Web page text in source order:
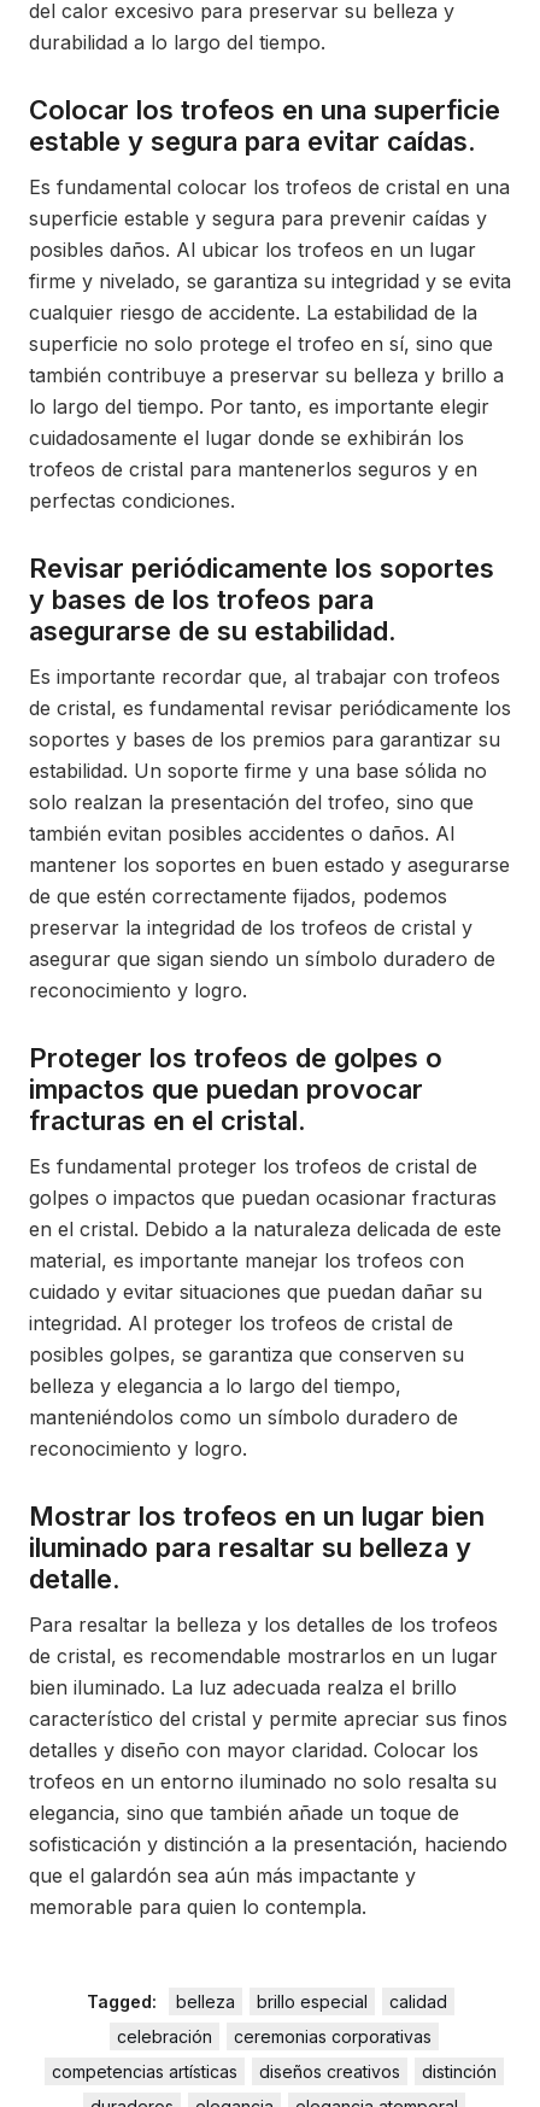
del calor excesivo para preservar su belleza y
durabilidad a lo largo del tiempo.
Colocar los trofeos en una superficie
estable y segura para evitar caídas.
Es fundamental colocar los trofeos de cristal en una
superficie estable y segura para prevenir caídas y
posibles daños. Al ubicar los trofeos en un lugar
firme y nivelado, se garantiza su integridad y se evita
cualquier riesgo de accidente. La estabilidad de la
superficie no solo protege el trofeo en sí, sino que
también contribuye a preservar su belleza y brillo a
lo largo del tiempo. Por tanto, es importante elegir
cuidadosamente el lugar donde se exhibirán los
trofeos de cristal para mantenerlos seguros y en
perfectas condiciones.
Revisar periódicamente los soportes
y bases de los trofeos para
asegurarse de su estabilidad.
Es importante recordar que, al trabajar con trofeos
de cristal, es fundamental revisar periódicamente los
soportes y bases de los premios para garantizar su
estabilidad. Un soporte firme y una base sólida no
solo realzan la presentación del trofeo, sino que
también evitan posibles accidentes o daños. Al
mantener los soportes en buen estado y asegurarse
de que estén correctamente fijados, podemos
preservar la integridad de los trofeos de cristal y
asegurar que sigan siendo un símbolo duradero de
reconocimiento y logro.
Proteger los trofeos de golpes o
impactos que puedan provocar
fracturas en el cristal.
Es fundamental proteger los trofeos de cristal de
golpes o impactos que puedan ocasionar fracturas
en el cristal. Debido a la naturaleza delicada de este
material, es importante manejar los trofeos con
cuidado y evitar situaciones que puedan dañar su
integridad. Al proteger los trofeos de cristal de
posibles golpes, se garantiza que conserven su
belleza y elegancia a lo largo del tiempo,
manteniéndolos como un símbolo duradero de
reconocimiento y logro.
Mostrar los trofeos en un lugar bien
iluminado para resaltar su belleza y
detalle.
Para resaltar la belleza y los detalles de los trofeos
de cristal, es recomendable mostrarlos en un lugar
bien iluminado. La luz adecuada realza el brillo
característico del cristal y permite apreciar sus finos
detalles y diseño con mayor claridad. Colocar los
trofeos en un entorno iluminado no solo resalta su
elegancia, sino que también añade un toque de
sofisticación y distinción a la presentación, haciendo
que el galardón sea aún más impactante y
memorable para quien lo contempla.
Tagged: belleza brillo especial
calidad
celebración
ceremonias corporativas
competencias artísticas
diseños creativos
distinción